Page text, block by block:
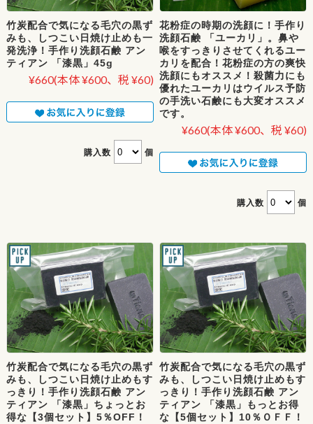
竹炭配合で気になる毛穴の黒ず
みも、しつこい日焼け止めも一
発洗浄！手作り洗顔石鹸 アン
ティアン 「漆黒」45g
¥660(本体 ¥600、税 ¥60)
購入数 個
花粉症の時期の洗顔に！手作り
洗顔石鹸 「ユーカリ」。鼻や
喉をすっきりさせてくれるユー
カリを配合！花粉症の方の爽快
洗顔にもオススメ！殺菌力にも
優れたユーカリはウイルス予防
の手洗い石鹸にも大変オススメ
です。
¥660(本体 ¥600、税 ¥60)
購入数 個
竹炭配合で気になる毛穴の黒ず
みも、しつこい日焼け止めもす
っきり！手作り洗顔石鹸 アン
ティアン 「漆黒」ちょっとお
得な【3個セット】5％OFF！
竹炭配合で気になる毛穴の黒ず
みも、しつこい日焼け止めもす
っきり！手作り洗顔石鹸 アン
ティアン 「漆黒」もっとお得
な【5個セット】10％ＯＦＦ！